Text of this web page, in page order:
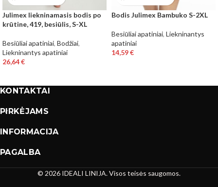
Julimex liekninamasis bodis po
krūtine, 419, besiūlis, S-XL
Besiūliai apatiniai, Bodžiai,
Liekninantys apatiniai
26,64€
Bodis Julimex Bambuko S-2XL
Besiūliai apatiniai, Liekninantys
apatiniai
14,59€
KONTAKTAI
PIRKĖJAMS
INFORMACIJA
PAGALBA
© 2026 IDEALI LINIJA. Visos teisės saugomos.